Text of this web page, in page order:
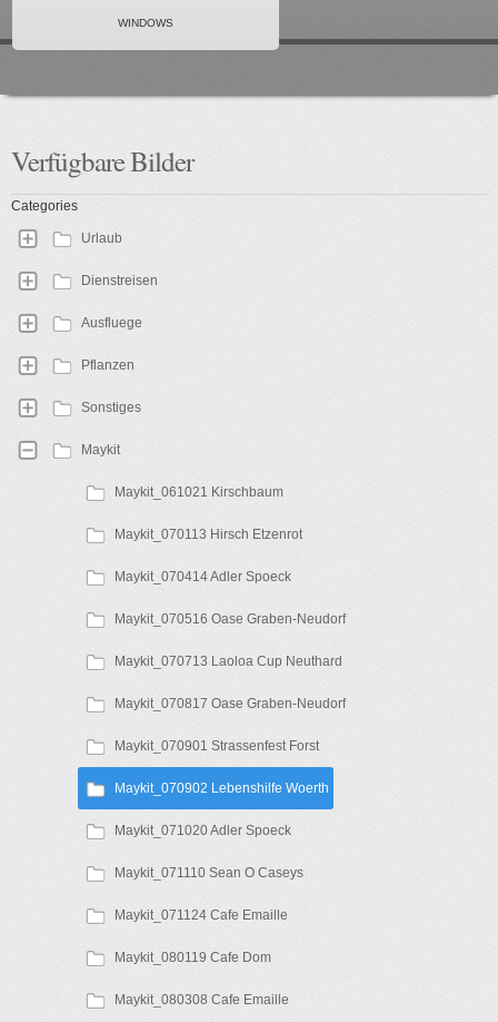
WINDOWS
VerfügbareBilder
Categories
Urlaub
Dienstreisen
Ausfluege
Pflanzen
Sonstiges
Maykit
Maykit_061021 Kirschbaum
Maykit_070113 Hirsch Etzenrot
Maykit_070414 Adler Spoeck
Maykit_070516 Oase Graben-Neudorf
Maykit_070713 Laoloa Cup Neuthard
Maykit_070817 Oase Graben-Neudorf
Maykit_070901 Strassenfest Forst
Maykit_070902 Lebenshilfe Woerth
Maykit_071020 Adler Spoeck
Maykit_071110 Sean O Caseys
Maykit_071124 Cafe Emaille
Maykit_080119 Cafe Dom
Maykit_080308 Cafe Emaille